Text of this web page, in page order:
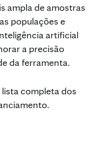
ampla de amostras
populações e
artificial
a precisão
da ferramenta.
lista completa dos